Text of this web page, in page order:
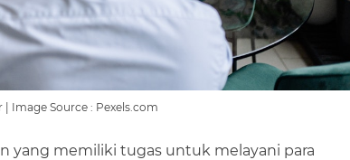
| Image Source : Pexels.com
yang memiliki tugas untuk melayani para